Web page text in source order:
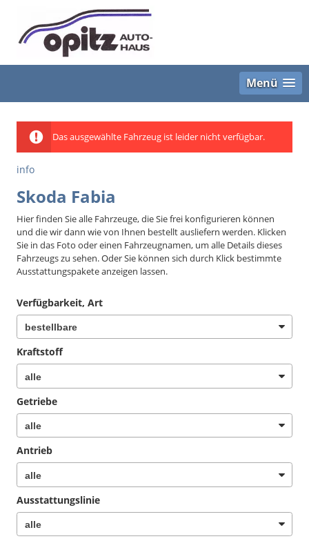
Menü
Das ausgewählte Fahrzeug ist leider nicht verfügbar.
info
Skoda Fabia
Hier finden Sie alle Fahrzeuge, die Sie frei konfigurieren können
und die wir dann wie von Ihnen bestellt ausliefern werden. Klicken
Sie in das Foto oder einen Fahrzeugnamen, um alle Details dieses
Fahrzeugs zu sehen. Oder Sie können sich durch Klick bestimmte
Ausstattungspakete anzeigen lassen.
Verfügbarkeit, Art
Kraftstoff
Getriebe
Antrieb
Ausstattungslinie